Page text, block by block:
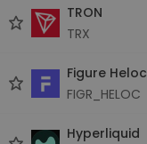
TRON
TRX
Figure Heloc
FIGR_HELOC
Hyperliquid